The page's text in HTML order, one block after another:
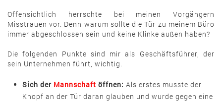
Offensichtlich herrschte bei meinen Vorgängern
Misstrauen vor. Denn warum sollte die Tür zu meinem Büro
immer abgeschlossen sein und keine Klinke außen haben?
Die folgenden Punkte sind mir als Geschäftsführer, der
sein Unternehmen führt, wichtig.
Sich der Mannschaft öffnen: Als erstes musste der
Knopf an der Tür daran glauben und wurde gegen eine